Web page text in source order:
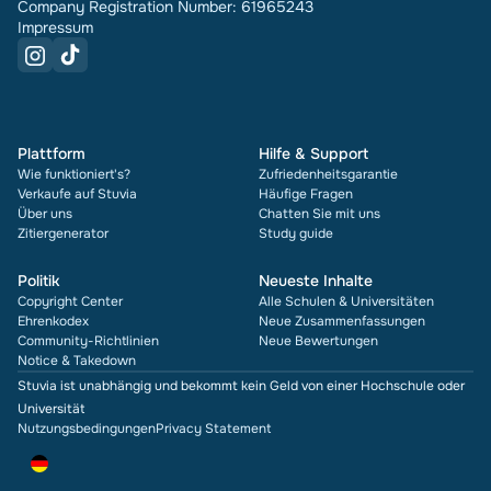
Company Registration Number: 61965243
Impressum
Plattform
Wie funktioniert's?
Verkaufe auf Stuvia
Über uns
Zitiergenerator
Hilfe & Support
Zufriedenheitsgarantie
Häufige Fragen
Chatten Sie mit uns
Study guide
Politik
Copyright Center
Ehrenkodex
Community-Richtlinien
Notice & Takedown
Neueste Inhalte
Alle Schulen & Universitäten
Neue Zusammenfassungen
Neue Bewertungen
Stuvia ist unabhängig und bekommt kein Geld von einer Hochschule oder
Universität
NutzungsbedingungenPrivacy Statement